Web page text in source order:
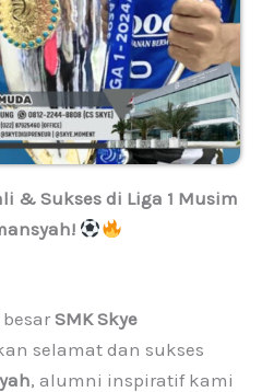
& Sukses di Liga 1 Musim
SMK Skye
selamat dan sukses
, alumni inspiratif kami